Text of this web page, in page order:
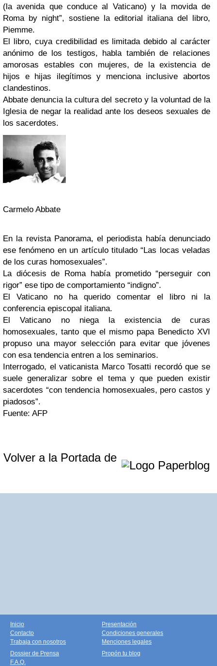
(la avenida que conduce al Vaticano) y la movida de
Roma by night”, sostiene la editorial italiana del libro,
Piemme.
El libro, cuya credibilidad es limitada debido al carácter
anónimo de los testigos, habla también de relaciones
amorosas estables con mujeres, de la existencia de
hijos e hijas ilegítimos y menciona inclusive abortos
clandestinos.
Abbate denuncia la cultura del secreto y la voluntad de la
Iglesia de negar la realidad ante los deseos sexuales de
los sacerdotes.
Carmelo Abbate
En la revista Panorama, el periodista había denunciado
ese fenómeno en un artículo titulado “Las locas veladas
de los curas homosexuales”.
La diócesis de Roma había prometido “perseguir con
rigor” ese tipo de comportamiento “indigno”.
El Vaticano no ha querido comentar el libro ni la
conferencia episcopal italiana.
El Vaticano no niega la existencia de curas
homosexuales, tanto que el mismo papa Benedicto XVI
propuso una mayor selección para evitar que jóvenes
con esa tendencia entren a los seminarios.
Interrogado, el vaticanista Marco Tosatti recordó que se
suele generalizar sobre el tema y que pueden existir
sacerdotes “con tendencia homosexuales, pero castos y
piadosos”.
Fuente: AFP
Volver a la Portada de
Inicio
Contacto
Trabaja con nosotros
Presentación
Condiciones generales
Menciones legales
Dossier de Prensa
F.A.Q.
Propón tu blog